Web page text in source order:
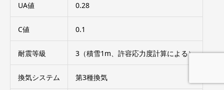
UA値 0.28
C値 0.1
耐震等級 3（積雪1m、許容応力度計算による）
換気システム 第3種換気